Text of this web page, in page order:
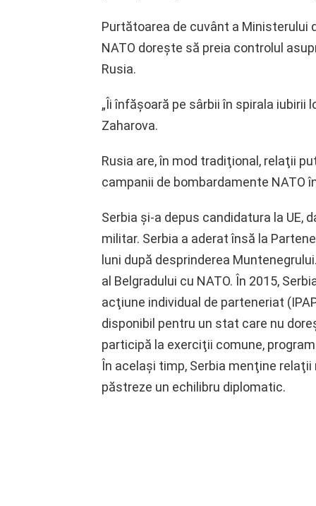
Purtătoarea de cuvânt a Ministerului
NATO doreşte să preia controlul
Rusia.
„Îi înfăşoară pe sârbii în spirala
Zaharova.
Rusia are, în mod tradiţional, relaţii
campanii de bombardamente NATO
Serbia şi-a depus candidatura la UE,
militar. Serbia a aderat însă la
luni după desprinderea
al Belgradului cu NATO. În 2015,
acţiune individual de parteneriat
disponibil pentru un stat care nu
participă la exerciţii comune,
În acelaşi timp, Serbia menţine
păstreze un echilibru diplomatic.